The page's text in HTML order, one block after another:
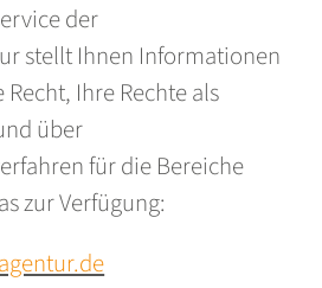
der
stellt Ihnen Informationen
Ihre Rechte als
über
für die Bereiche
zur Verfügung: